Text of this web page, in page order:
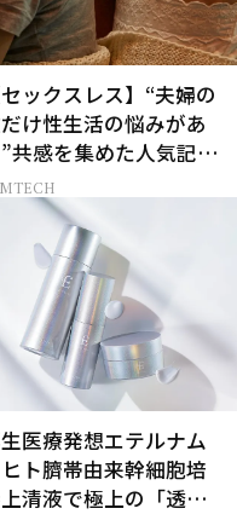
セックスレス】“夫婦の
け性生活の悩みがあ
共感を集めた人気記事
医療発想エテルナム
ト臍帯由来幹細胞培
清液で極上の「透明